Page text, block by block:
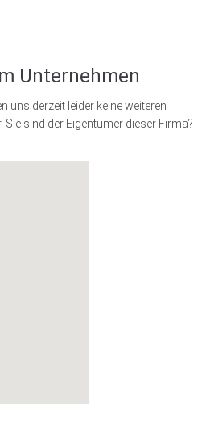
Unternehmen
uns derzeit leider keine weiteren
sind der Eigentümer dieser Firma?